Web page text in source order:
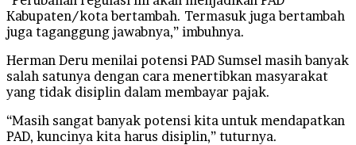
Kabupaten/kota bertambah. Termasuk juga bertambah
juga taganggung jawabnya,” imbuhnya.
Herman Deru menilai potensi PAD Sumsel masih banyak
salah satunya dengan cara menertibkan masyarakat
yang tidak disiplin dalam membayar pajak.
“Masih sangat banyak potensi kita untuk mendapatkan
PAD, kuncinya kita harus disiplin,” tuturnya.